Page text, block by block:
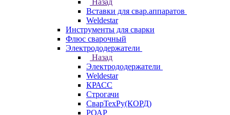
Назад
Вставки для свар.аппаратов
Weldestar
Инструменты для сварки
Флюс сварочный
Электрододержатели
Назад
Электрододержатели
Weldestar
КРАСС
Строгачи
СварТехРу(КОРД)
РОАР